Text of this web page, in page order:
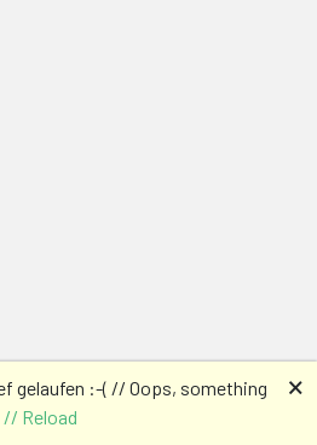
gelaufen :-( // Oops, something
// Reload
🗙